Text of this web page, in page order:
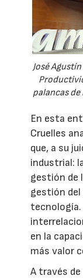
José
palancas
En esta
Cruelles
que, a su
industrial:
gestión de
gestión del
en la
más valor
A través